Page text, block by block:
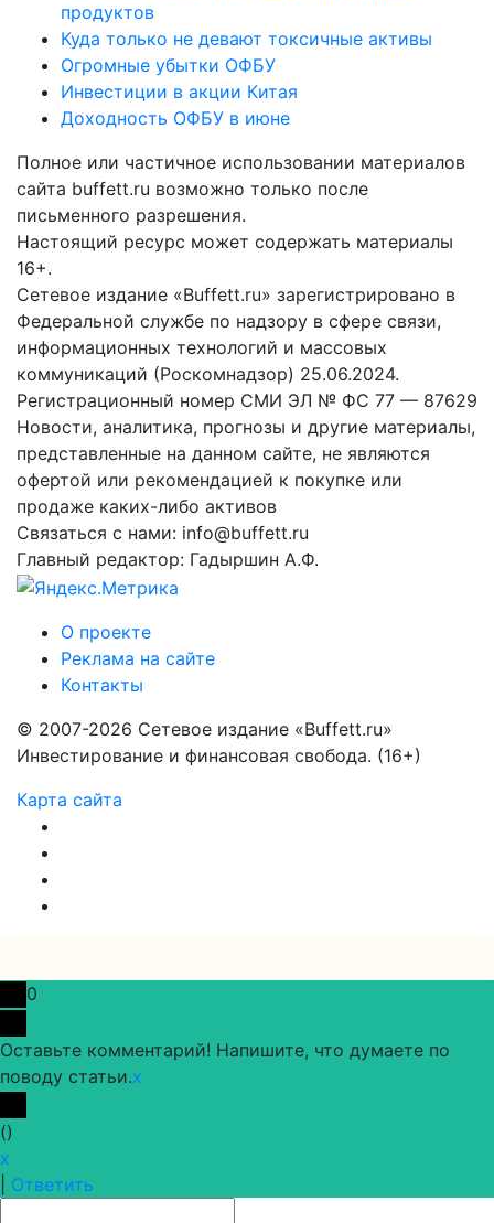
продуктов
Куда только не девают токсичные активы
Огромные убытки ОФБУ
Инвестиции в акции Китая
Доходность ОФБУ в июне
Полное или частичное использовании материалов
сайта buffett.ru возможно только после
письменного разрешения.
Настоящий ресурс может содержать материалы
16+.
Сетевое издание «Buffett.ru» зарегистрировано в
Федеральной службе по надзору в сфере связи,
информационных технологий и массовых
коммуникаций (Роскомнадзор) 25.06.2024.
Регистрационный номер СМИ ЭЛ № ФС 77 — 87629
Новости, аналитика, прогнозы и другие материалы,
представленные на данном сайте, не являются
офертой или рекомендацией к покупке или
продаже каких-либо активов
Связаться с нами: info@buffett.ru
Главный редактор: Гадыршин А.Ф.
О проекте
Реклама на сайте
Контакты
© 2007-2026 Сетевое издание «Buffett.ru»
Инвестирование и финансовая свобода. (16+)
Карта сайта
0
Оставьте комментарий! Напишите, что думаете по
поводу статьи.x
()
x
Ответить